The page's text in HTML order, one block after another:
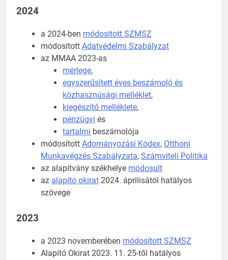
2024
a 2024-ben módosított SZMSZ
módosított Adatvédelmi Szabályzat
az MMAA 2023-as
mérlege,
egyszerűsített éves beszámoló és
közhasznúsági melléklet,
kiegészítő melléklete,
pénzügyi és
tartalmi beszámolója
módosított Adományozási Kódex, Otthoni
Munkavégzés Szabályzata, Számviteli Politika
az alapítvány székhelye módosult
az alapító okirat 2024. áprilisától hatályos
szövege
2023
a 2023 novemberében módosított SZMSZ
Alapító Okirat 2023. 11. 25-től hatályos